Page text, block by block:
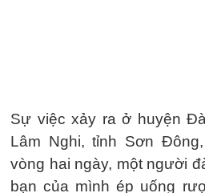
Sự việc xảy ra ở huyện
Lâm Nghi, tỉnh Sơn
vòng hai ngày, một người
bạn của mình ép uống